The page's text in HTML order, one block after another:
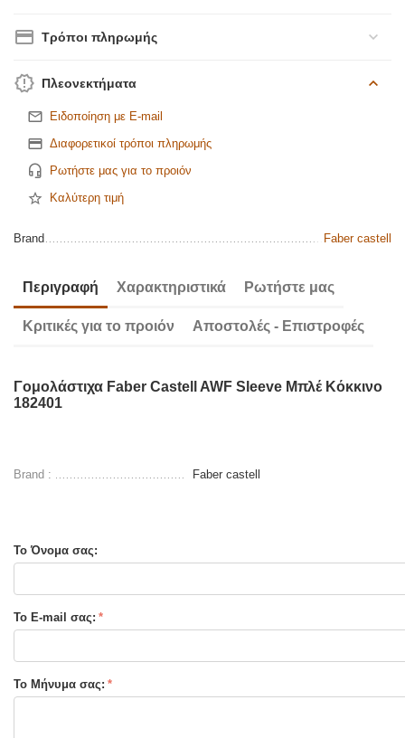
Τρόποι πληρωμής
Πλεονεκτήματα
Ειδοποίηση με E-mail
Διαφορετικοί τρόποι πληρωμής
Ρωτήστε μας για το προιόν
Καλύτερη τιμή
Brand Faber castell
Περιγραφή Χαρακτηριστικά Ρωτήστε μας
Κριτικές για το προιόν Αποστολές - Επιστροφές
Γομολάστιχα Faber Castell AWF Sleeve Μπλέ Κόκκινο
182401
Brand : Faber castell
Το Όνομα σας:
Το E-mail σας:
Το Μήνυμα σας: